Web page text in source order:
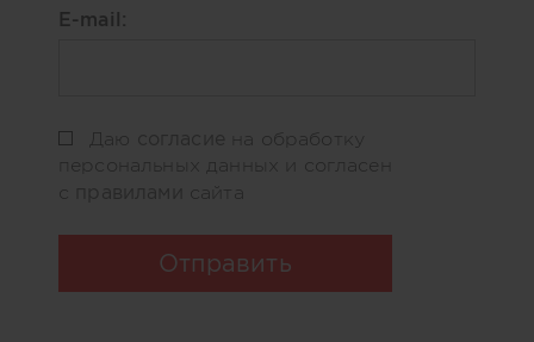
E-mail:
Даю
на обработку
персональных данных и согласен
с
сайта
Отправить